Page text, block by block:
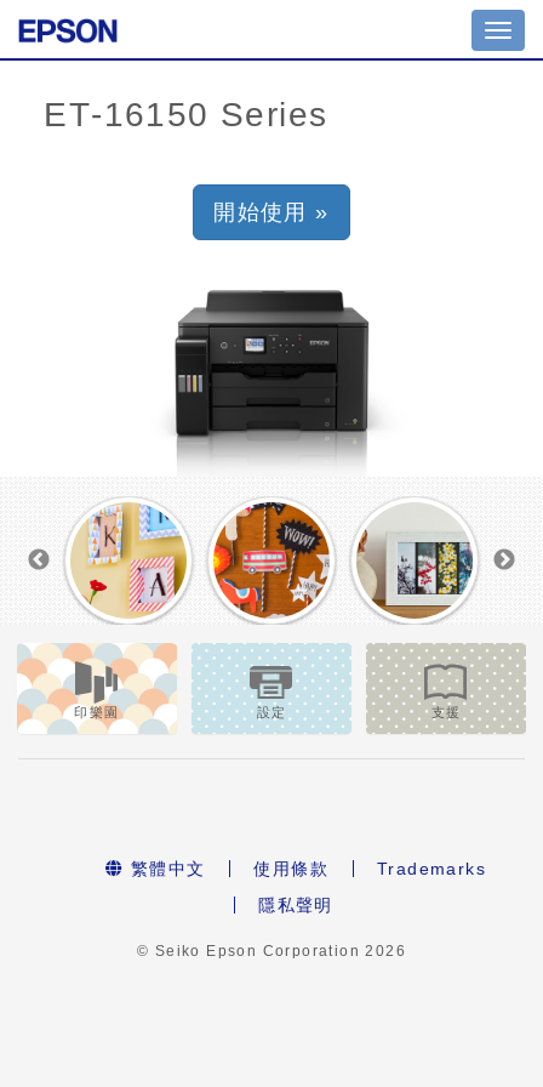
開始使用 »
印樂園 設定 支援
繁體中文 使用條款
Trademarks
隱私聲明
© Seiko Epson Corporation2026